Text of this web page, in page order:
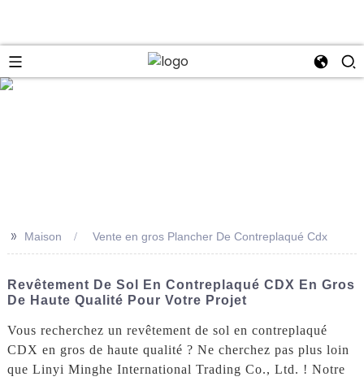
>> Maison Vente en gros Plancher De Contreplaqué Cdx
Revêtement De Sol En Contreplaqué CDX En Gros
De Haute Qualité Pour Votre Projet
Vous recherchez un revêtement de sol en contreplaqué
CDX en gros de haute qualité ? Ne cherchez pas plus loin
que Linyi Minghe International Trading Co., Ltd. ! Notre